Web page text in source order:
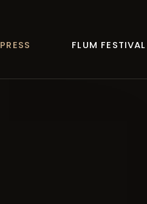
PRESS FLUM FESTIVAL